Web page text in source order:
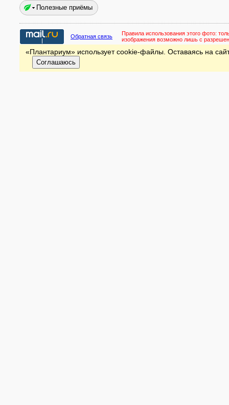
Полезные приёмы
Обратная связь Правила использования этого фото:
изображения возможно лишь с
«Плантариум» использует cookie-файлы. Оставаясь на
Соглашаюсь